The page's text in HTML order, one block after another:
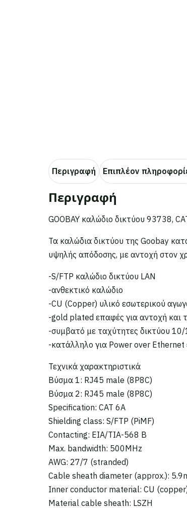
Περιγραφή Επιπλέον
Περιγραφή
GOOBAY καλώδιο δικτύου 93738,
Τα καλώδια δικτύου της Goobay
υψηλής απόδοσης, με αντοχή στον
-S/FTP καλώδιο δικτύου LAN
-ανθεκτικό καλώδιο
-CU (Copper) υλικό εσωτερικού
-gold plated επαφές για αντοχή και
-συμβατό με ταχύτητες δικτύου
-κατάλληλο για Power over Ethernet
Τεχνικά χαρακτηριστικά
Βύσμα 1: RJ45 male (8P8C)
Βύσμα 2: RJ45 male (8P8C)
Specification: CAT 6A
Shielding class: S/FTP (PiMF)
Contacting: EIA/TIA-568 B
Max. bandwidth: 500MHz
AWG: 27/7 (stranded)
Cable sheath diameter (approx.):
Inner conductor material: CU
Material cable sheath: LSZH